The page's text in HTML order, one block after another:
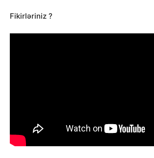
Fikirləriniz ?